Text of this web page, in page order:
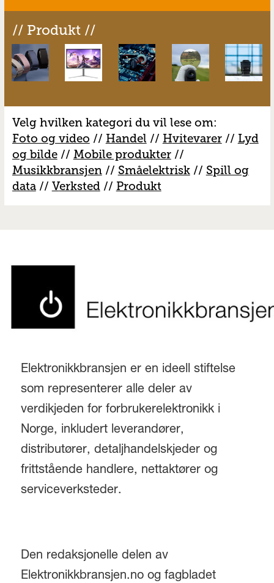
// Produkt //
Velg hvilken kategori du vil lese om:
Foto og video // Handel // Hvitevarer// Lyd
og bilde// Mobile produkter//
Musikkbransjen// Småelektrisk// Spill og
data// Verksted// Produkt
Elektronikkbransjen er en ideell stiftelse
som representerer alle deler av
verdikjeden for forbrukerelektronikk i
Norge, inkludert leverandører,
distributører, detaljhandelskjeder og
frittstående handlere, nettaktører og
serviceverksteder.
Den redaksjonelle delen av
Elektronikkbransjen.no og fagbladet